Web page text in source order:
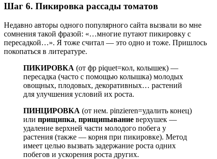
Шаг 6. Пикировка рассады томатов
Недавно авторы одного популярного сайта вызвали во мне
сомнения такой фразой: «…многие путают пикировку с
пересадкой…». Я тоже считал — это одно и тоже. Пришлось
покопаться в литературе.
ПИКИРОВКА (от фр piquet=кол, колышек) —
пересадка (часто с помощью колышка) молодых
овощных, плодовых, декоративных… растений
для улучшения условий их роста.
ПИНЦИРОВКА (от нем. pinzieren=удалить конец)
или прищипка, прищипывание верхушек —
удаление верхней части молодого побега у
растения (также — корня при пикировке). Метод
имеет целью вызвать задержание роста одних
побегов и ускорения роста других.